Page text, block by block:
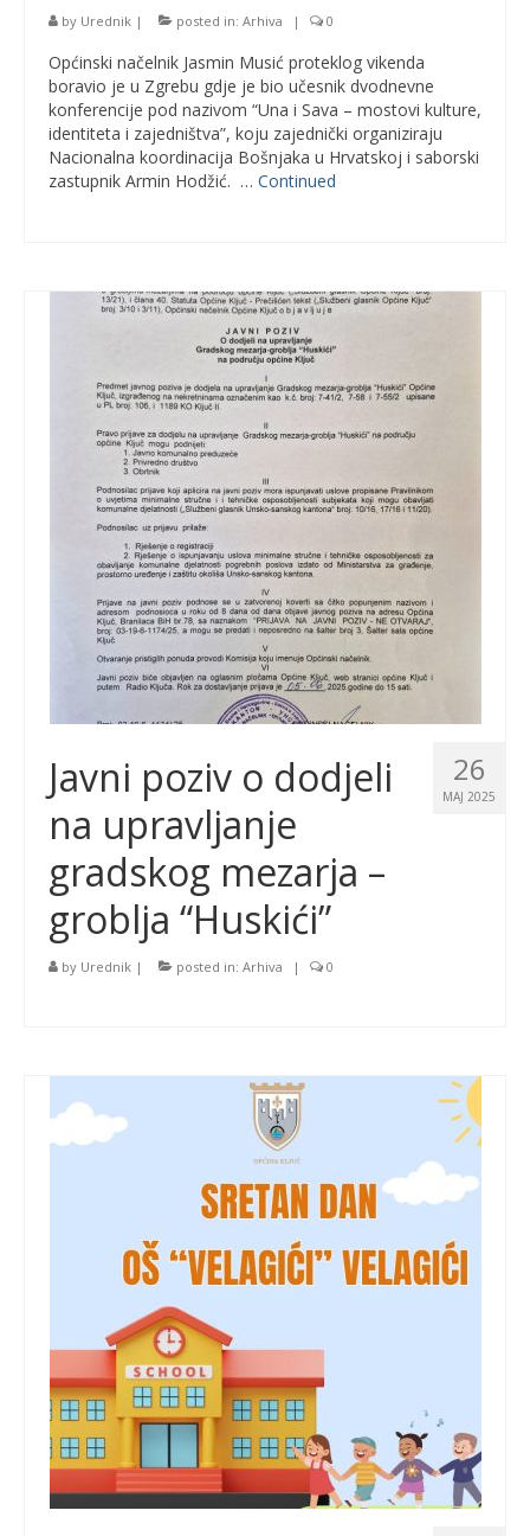
by Urednik | posted in: Arhiva | 0
Općinski načelnik Jasmin Musić proteklog vikenda
boravio je u Zgrebu gdje je bio učesnik dvodnevne
konferencije pod nazivom “Una i Sava – mostovi kulture,
identiteta i zajedništva”, koju zajednički organiziraju
Nacionalna koordinacija Bošnjaka u Hrvatskoj i saborski
zastupnik Armin Hodžić. … Continued
26
MAJ 2025
Javni poziv o dodjeli
na upravljanje
gradskog mezarja –
groblja “Huskići”
by Urednik | posted in: Arhiva | 0